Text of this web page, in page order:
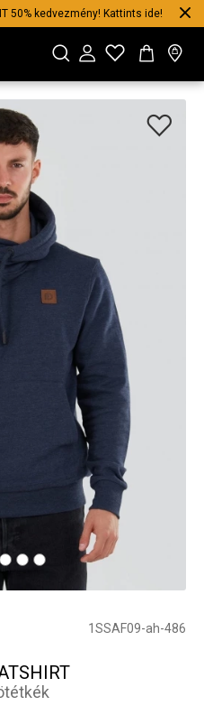
50% kedvezmény! Kattints ide!
1SSAF09-ah-486